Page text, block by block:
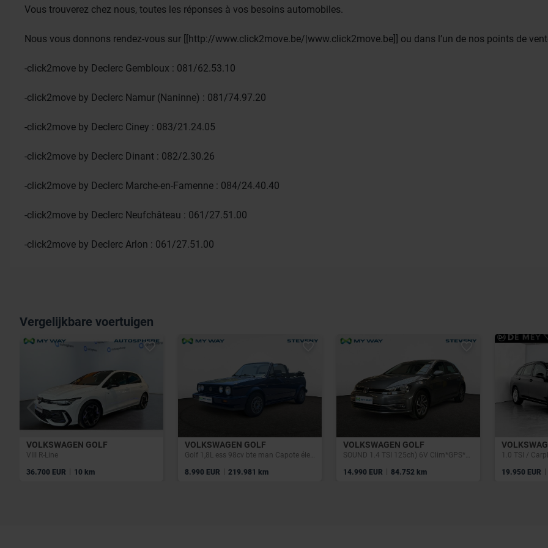
Vous trouverez chez nous, toutes les réponses à vos besoins automobiles.
Nous vous donnons rendez-vous sur [[http://www.click2move.be/|www.click2move.be]] ou dans l’un de nos points de
-click2move by Declerc Gembloux : 081/62.53.10
-click2move by Declerc Namur (Naninne) : 081/74.97.20
-click2move by Declerc Ciney : 083/21.24.05
-click2move by Declerc Dinant : 082/2.30.26
-click2move by Declerc Marche-en-Famenne : 084/24.40.40
-click2move by Declerc Neufchâteau : 061/27.51.00
-click2move by Declerc Arlon : 061/27.51.00
Vergelijkbare voertuigen
VOLKSWAGEN GOLF
VIII R-Line
36.700 EUR | 10 km
VOLKSWAGEN GOLF
Golf 1,8L ess 98cv bte man Capote élec*Dir Ass
8.990 EUR | 219.981 km
VOLKSWAGEN GOLF
SOUND 1.4 TSI 125ch) 6V Clim*GPS*Caméra
14.990 EUR | 84.752 km 19.950 EUR |